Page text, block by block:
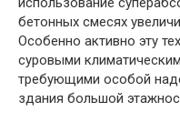
бетонных смесях
Особенно активно эту
суровыми
требующими особой
здания большой